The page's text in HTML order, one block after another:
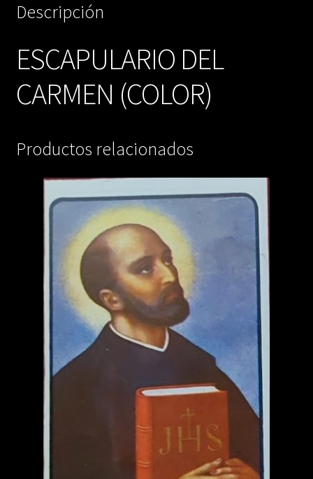
Descripción
ESCAPULARIO DEL
CARMEN (COLOR)
Productos relacionados